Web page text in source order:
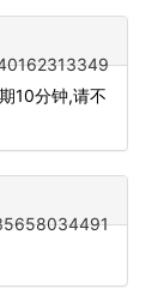
10分钟,请不